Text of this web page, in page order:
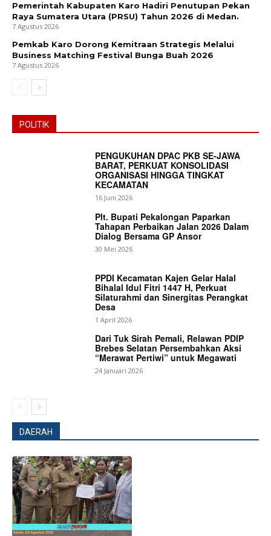
Pemerintah Kabupaten Karo Hadiri Penutupan Pekan
Raya Sumatera Utara (PRSU) Tahun 2026 di Medan.
7 Agustus 2026
Pemkab Karo Dorong Kemitraan Strategis Melalui
Business Matching Festival Bunga Buah 2026
7 Agustus 2026
POLITIK
PENGUKUHAN DPAC PKB SE-JAWA
BARAT, PERKUAT KONSOLIDASI
ORGANISASI HINGGA TINGKAT
KECAMATAN
16 Juni 2026
Plt. Bupati Pekalongan Paparkan
Tahapan Perbaikan Jalan 2026 Dalam
Dialog Bersama GP Ansor
30 Mei 2026
PPDI Kecamatan Kajen Gelar Halal
Bihalal Idul Fitri 1447 H, Perkuat
Silaturahmi dan Sinergitas Perangkat
Desa
1 April 2026
Dari Tuk Sirah Pemali, Relawan PDIP
Brebes Selatan Persembahkan Aksi
“Merawat Pertiwi” untuk Megawati
24 Januari 2026
DAERAH